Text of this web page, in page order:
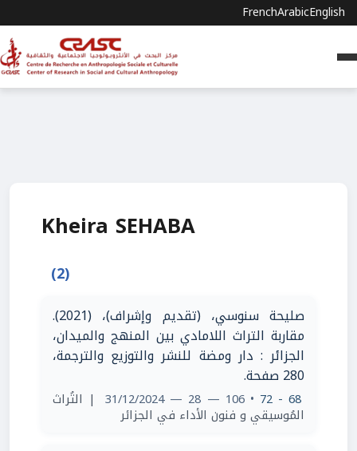
FrenchArabicEnglish
Kheira SEHABA
(2)
صليحة سنوسي، (تقديم وإشراف)، (2021).
مقاربة التراث اللامادي بين المنهج والميدان،
الجزائر : دار ومضة للنشر والتوزيع والترجمة،
280 صفحة.
68 - 72
• 106 — 28 — 31/12/2024 | التُراث
المُوسيقي و فنون الأداء في الجزائر